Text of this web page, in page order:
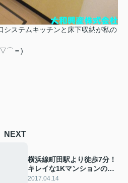
システムキッチンと床下収納が私の
＝)
NEXT
横浜線町田駅より徒歩7分！
キレイな1Kマンションのご
紹介！
2017.04.14